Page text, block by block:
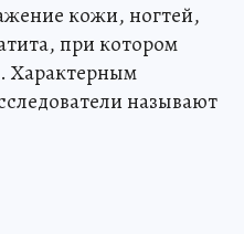
кожи, ногтей,
при котором
Характерным
называют